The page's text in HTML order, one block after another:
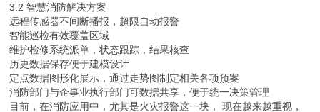
3.2 智慧消防解决方案
远程传感器不间断播报，超限自动报警
智能巡检有效覆盖区域
维护检修系统派单，状态跟踪，结果核查
历史数据保存便于建模设计
定点数据图形化展示，通过走势图制定相关各项预案
消防部门与企事业执行部门可数据共享，便于统一决策管理
目前，在消防应用中，尤其是火灾报警这一块， 现在越来越重视，